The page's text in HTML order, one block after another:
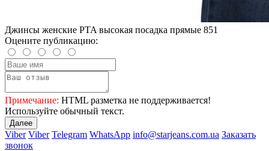
Джинсы женские PTA высокая посадка прямые 851
Оцените публикацию:
Примечание: HTML разметка не поддерживается!
Используйте обычный текст.
Далее
Viber Viber Telegram WhatsApp info@starjeans.com.ua Заказать
звонок